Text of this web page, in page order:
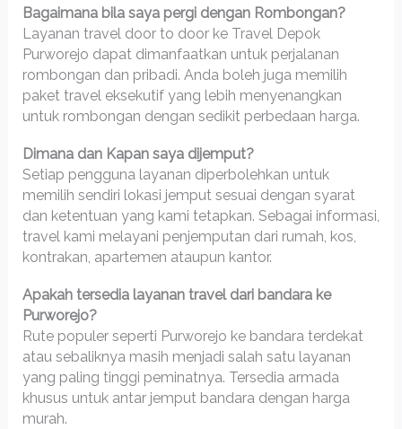
Bagaimana bila saya pergi dengan Rombongan?
Layanan travel door to door ke Travel Depok
Purworejo dapat dimanfaatkan untuk perjalanan
rombongan dan pribadi. Anda boleh juga memilih
paket travel eksekutif yang lebih menyenangkan
untuk rombongan dengan sedikit perbedaan harga.
Dimana dan Kapan saya dijemput?
Setiap pengguna layanan diperbolehkan untuk
memilih sendiri lokasi jemput sesuai dengan syarat
dan ketentuan yang kami tetapkan. Sebagai informasi,
travel kami melayani penjemputan dari rumah, kos,
kontrakan, apartemen ataupun kantor.
Apakah tersedia layanan travel dari bandara ke
Purworejo?
Rute populer seperti Purworejo ke bandara terdekat
atau sebaliknya masih menjadi salah satu layanan
yang paling tinggi peminatnya. Tersedia armada
khusus untuk antar jemput bandara dengan harga
murah.